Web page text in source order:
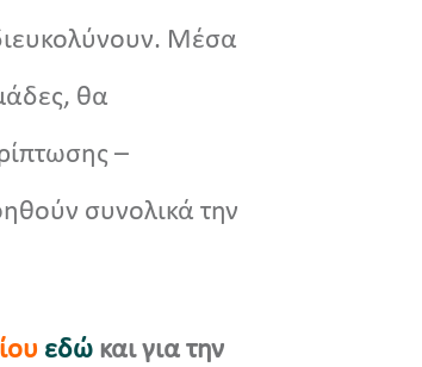
Μέσα
θα
–
συνολικά την
εδώ και για την